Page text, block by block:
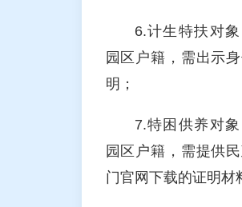
6.计生特扶对
园区户籍，需出示
明；
7.特困供养对
园区户籍，需提供
门官网下载的证明材